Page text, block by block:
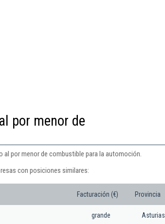
por menor de
por menor de combustible para la automoción.
con posiciones similares:
Facturación (€) Provincia
grande Asturias